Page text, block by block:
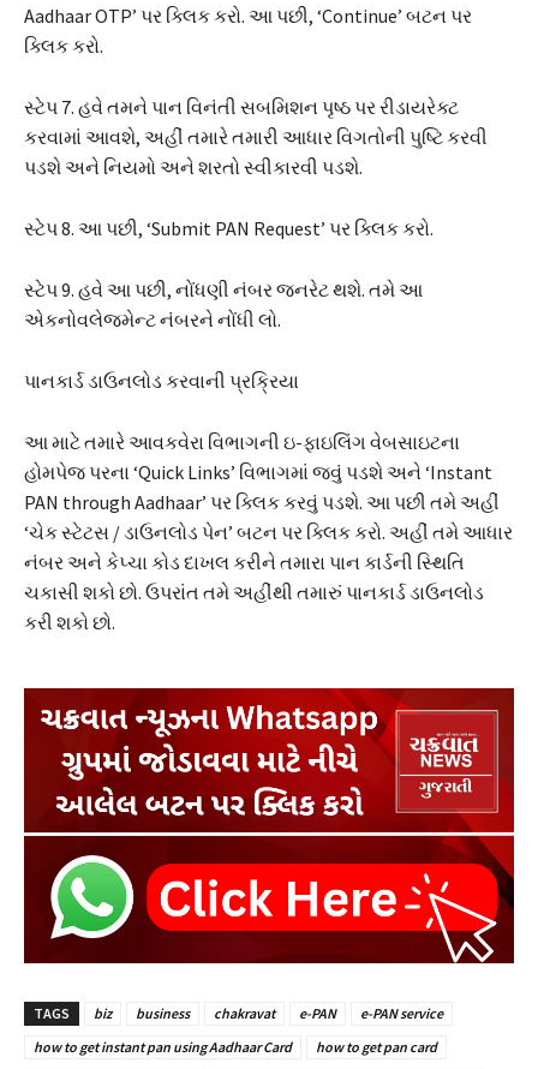
Aadhaar OTP’ પર ક્લિક કરો. આ પછી, ‘Continue’ બટન પર
ક્લિક કરો.
સ્ટેપ 7. હવે તમને પાન વિનંતી સબમિશન પૃષ્ઠ પર રીડાયરેક્ટ
કરવામાં આવશે, અહીં તમારે તમારી આધાર વિગતોની પુષ્ટિ કરવી
પડશે અને નિયમો અને શરતો સ્વીકારવી પડશે.
સ્ટેપ 8. આ પછી, ‘Submit PAN Request’ પર ક્લિક કરો.
સ્ટેપ 9. હવે આ પછી, નોંધણી નંબર જનરેટ થશે. તમે આ
એકનોવલેજમેન્ટ નંબરને નોંધી લો.
પાનકાર્ડ ડાઉનલોડ કરવાની પ્રક્રિયા
આ માટે તમારે આવકવેરા વિભાગની ઇ-ફાઇલિંગ વેબસાઇટના
હોમપેજ પરના ‘Quick Links’ વિભાગમાં જવું પડશે અને ‘Instant
PAN through Aadhaar’ પર ક્લિક કરવું પડશે. આ પછી તમે અહીં
‘ચેક સ્ટેટસ / ડાઉનલોડ પેન’ બટન પર ક્લિક કરો. અહીં તમે આધાર
નંબર અને કેપ્ચા કોડ દાખલ કરીને તમારા પાન કાર્ડની સ્થિતિ
ચકાસી શકો છો. ઉપરાંત તમે અહીંથી તમારું પાનકાર્ડ ડાઉનલોડ
કરી શકો છો.
TAGS biz business chakravat e-PAN
e-PAN service
how to get instant pan using Aadhaar Card
how to get pan card